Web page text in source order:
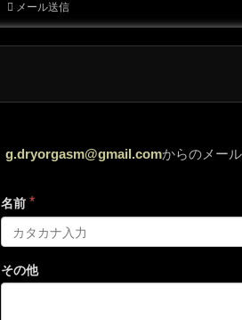
メール送信
g.dryorgasm@gmail.comからのメー
名前 *
その他